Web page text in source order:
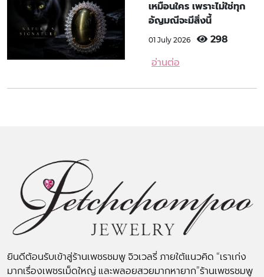
เหมือนใคร เพราะไม่ใช่ทุก
อัญมณีจะมีสิ่งนี้
01 July 2026 298
อ่านต่อ
ยินดีต้อนรับเข้าสู่ร้านเพชรชมพู จิวเวลรี่ ภายใต้แนวคิด “เราเก่ง
มากเรื่องเพชรเม็ดใหญ่ และพลอยสวยมากหายาก”ร้านเพชรชมพู